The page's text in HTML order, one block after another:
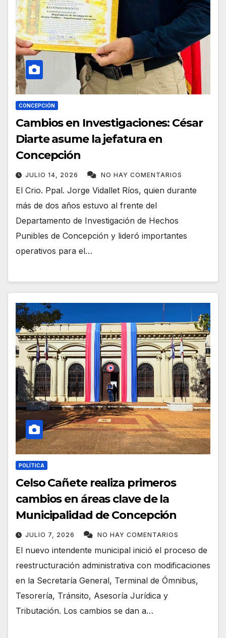
CONCEPCIÓN
Cambios en Investigaciones: César
Diarte asume la jefatura en
Concepción
JULIO 14, 2026 NO HAY COMENTARIOS
El Crio. Ppal. Jorge Vidallet Ríos, quien durante
más de dos años estuvo al frente del
Departamento de Investigación de Hechos
Punibles de Concepción y lideró importantes
operativos para el…
POLÍTICA
Celso Cañete realiza primeros
cambios en áreas clave de la
Municipalidad de Concepción
JULIO 7, 2026 NO HAY COMENTARIOS
El nuevo intendente municipal inició el proceso de
reestructuración administrativa con modificaciones
en la Secretaría General, Terminal de Ómnibus,
Tesorería, Tránsito, Asesoría Jurídica y
Tributación. Los cambios se dan a…